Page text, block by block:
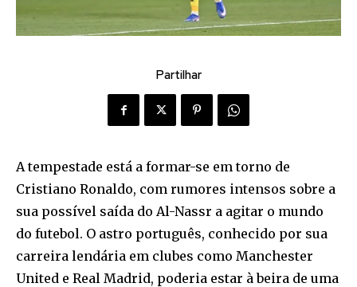
Partilhar
A tempestade está a formar-se em torno de
Cristiano Ronaldo, com rumores intensos sobre a
sua possível saída do Al-Nassr a agitar o mundo
do futebol. O astro português, conhecido por sua
carreira lendária em clubes como Manchester
United e Real Madrid, poderia estar à beira de uma